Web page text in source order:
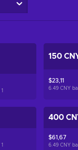
1
150
$23,11
6.49 CNY
1
400
$61,67
6.49 CNY